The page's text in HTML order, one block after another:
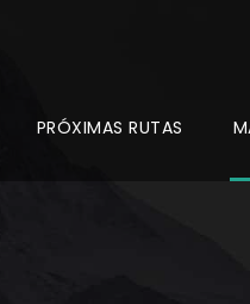
PRÓXIMAS RUTAS